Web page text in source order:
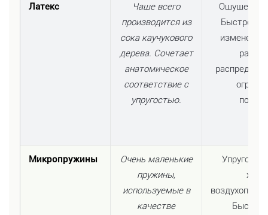
Латекс
Чаще всего
производится из
сока каучукового
дерева. Сочетает
анатомическое
соответствие с
упругостью.
Ощущение
Быстро
изменение
Микропружины
Очень маленькие
пружины,
используемые в
качестве
Упругое
Быстро